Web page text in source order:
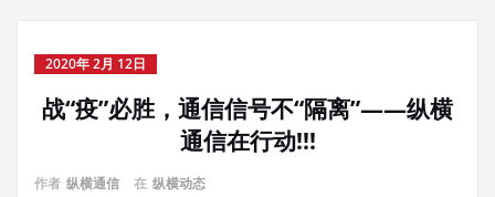
2020年 2月 12日
战“疫”必胜，通信信号不“隔离”——纵横
通信在行动!!!
作者 纵横通信 在 纵横动态